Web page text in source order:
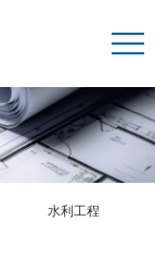
水利工程